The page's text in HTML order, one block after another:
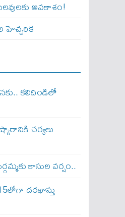
అవకాశం!
హెచ్చరిక
కలిదిండిలో
చర్యలు
కాసుల వర్షం..
దరఖాస్తు